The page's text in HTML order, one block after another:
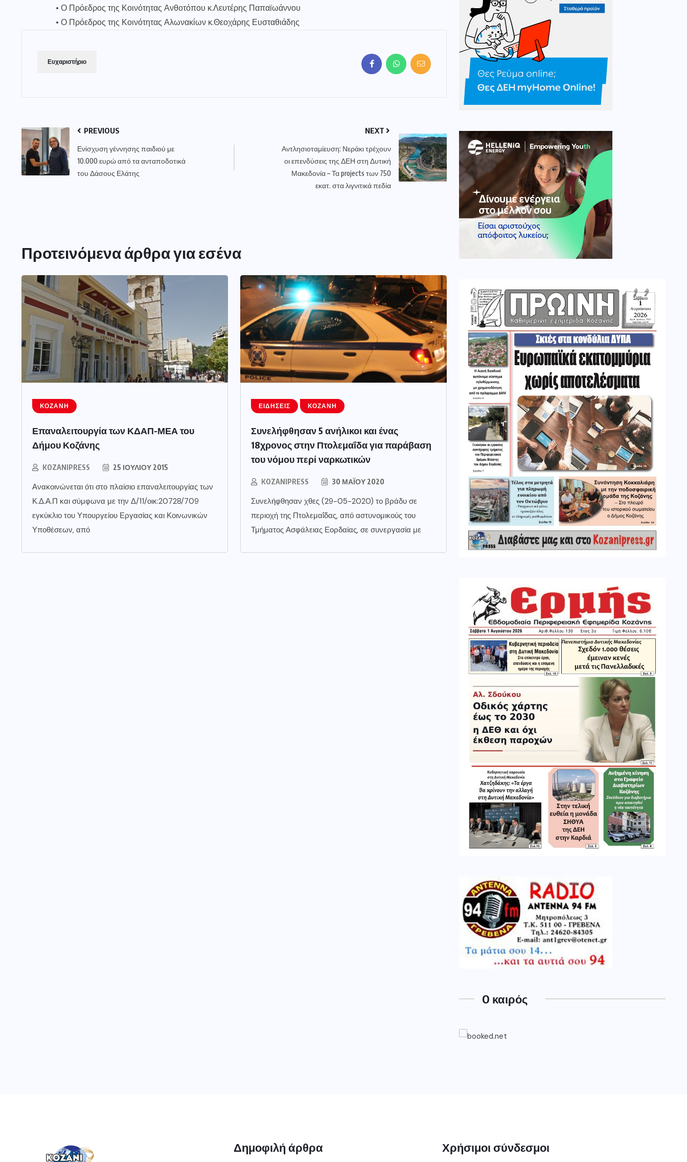
• Ο Πρόεδρος της Κοινότητας Ανθοτόπου κ.Λευτέρης Παπαϊωάννου
• Ο Πρόεδρος της Κοινότητας Αλωνακίων κ.Θεοχάρης Ευσταθιάδης
Ευχαριστήριο
PREVIOUS
Ενίσχυση γέννησης παιδιού με
10.000 ευρώ από τα ανταποδοτικά
του Δάσους Ελάτης
NEXT
Αντλησιοταμίευση: Νεράκι τρέχουν
οι επενδύσεις της ΔΕΗ στη Δυτική
Μακεδονία – Τα projects των 750
εκατ. στα λιγνιτικά πεδία
Προτεινόμενα άρθρα για εσένα
ΚΟΖΆΝΗ
Επαναλειτουργία των ΚΔΑΠ-ΜΕΑ του
Δήμου Κοζάνης
KOZANIPRESS 25 ΙΟΥΛΊΟΥ 2015
Ανακοινώνεται ότι στο πλαίσιο επαναλειτουργίας των
Κ.Δ.Α.Π και σύμφωνα με την Δ/11/οικ:20728/709
εγκύκλιο του Υπουργείου Εργασίας και Κοινωνικών
Υποθέσεων, από
ΕΙΔΉΣΕΙΣ ΚΟΖΆΝΗ
Συνελήφθησαν 5 ανήλικοι και ένας
18χρονος στην Πτολεμαΐδα για παράβαση
του νόμου περί ναρκωτικών
KOZANIPRESS 30 ΜΑΪ́ΟΥ 2020
Συνελήφθησαν χθες (29-05-2020) το βράδυ σε
περιοχή της Πτολεμαΐδας, από αστυνομικούς του
Τμήματος Ασφάλειας Εορδαίας, σε συνεργασία με
O καιρός
Δημοφιλή άρθρα Χρήσιμοι σύνδεσμοι